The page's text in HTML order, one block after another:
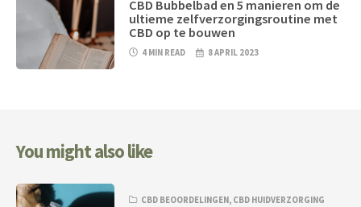
CBD Bubbelbad en 5 manieren om de
ultieme zelfverzorgingsroutine met
CBD op te bouwen
4 MIN READ 8 APRIL 2023
You might also like
CBD BEOORDELINGEN, CBD HUIDVERZORGING